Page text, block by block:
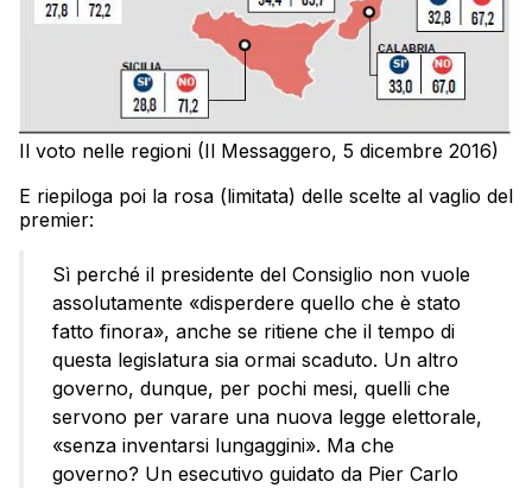
Il voto nelle regioni (Il Messaggero, 5 dicembre 2016)
E riepiloga poi la rosa (limitata) delle scelte al vaglio del
premier:
Sì perché il presidente del Consiglio non vuole
assolutamente «disperdere quello che è stato
fatto finora», anche se ritiene che il tempo di
questa legislatura sia ormai scaduto. Un altro
governo, dunque, per pochi mesi, quelli che
servono per varare una nuova legge elettorale,
«senza inventarsi lungaggini». Ma che
governo? Un esecutivo guidato da Pier Carlo